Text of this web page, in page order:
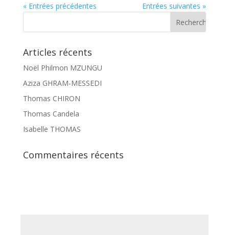
« Entrées précédentes Entrées suivantes »
Articles récents
Noël Philmon MZUNGU
Aziza GHRAM-MESSEDI
Thomas CHIRON
Thomas Candela
Isabelle THOMAS
Commentaires récents